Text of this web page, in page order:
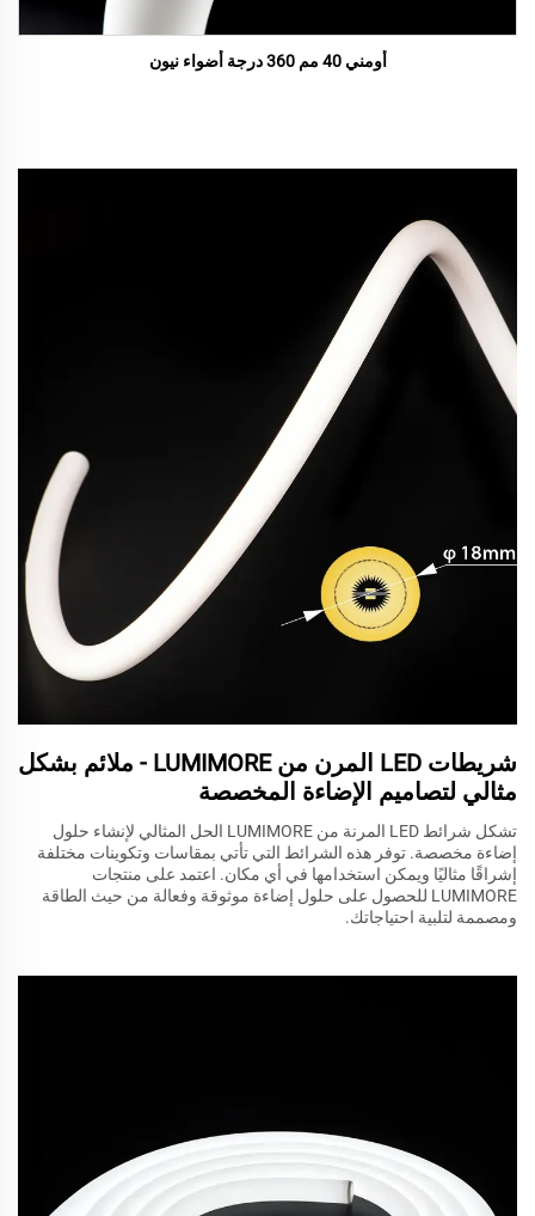
أومني 40 مم 360 درجة أضواء نيون
شريطات LED المرن من LUMIMORE - ملائم بشكل
مثالي لتصاميم الإضاءة المخصصة
تشكل شرائط LED المرنة من LUMIMORE الحل المثالي لإنشاء حلول
إضاءة مخصصة. توفر هذه الشرائط التي تأتي بمقاسات وتكوينات مختلفة
إشراقًا مثاليًا ويمكن استخدامها في أي مكان. اعتمد على منتجات
LUMIMORE للحصول على حلول إضاءة موثوقة وفعالة من حيث الطاقة
ومصممة لتلبية احتياجاتك.